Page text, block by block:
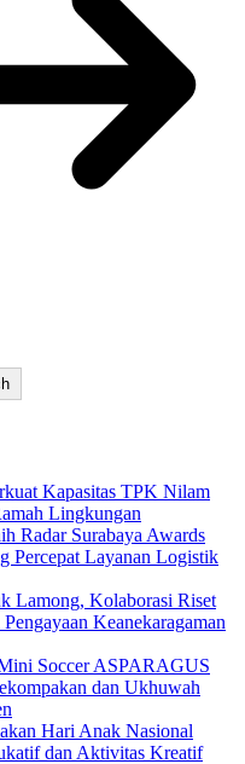
Kapasitas TPK Nilam
Lingkungan
Radar Surabaya Awards
Percepat Layanan Logistik
Lamong, Kolaborasi Riset
Keanekaragaman
Soccer ASPARAGUS
dan Ukhuwah
Hari Anak Nasional
dan Aktivitas Kreatif